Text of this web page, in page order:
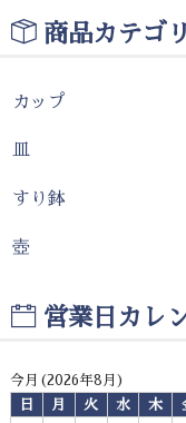
商品カテゴ
カップ
皿
すり鉢
壺
営業日カレ
今月(2026年8月)
日
月 火 水 木